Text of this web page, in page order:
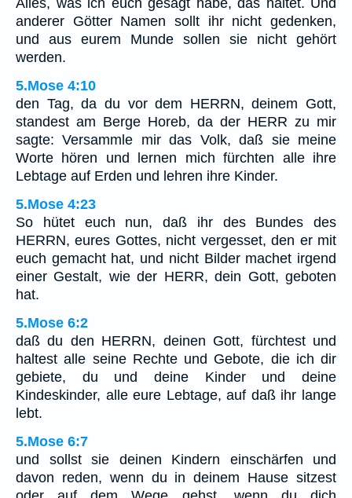
Alles, was ich euch gesagt habe, das haltet. Und
anderer Götter Namen sollt ihr nicht gedenken,
und aus eurem Munde sollen sie nicht gehört
werden.
5.Mose 4:10
den Tag, da du vor dem HERRN, deinem Gott,
standest am Berge Horeb, da der HERR zu mir
sagte: Versammle mir das Volk, daß sie meine
Worte hören und lernen mich fürchten alle ihre
Lebtage auf Erden und lehren ihre Kinder.
5.Mose 4:23
So hütet euch nun, daß ihr des Bundes des
HERRN, eures Gottes, nicht vergesset, den er mit
euch gemacht hat, und nicht Bilder machet irgend
einer Gestalt, wie der HERR, dein Gott, geboten
hat.
5.Mose 6:2
daß du den HERRN, deinen Gott, fürchtest und
haltest alle seine Rechte und Gebote, die ich dir
gebiete, du und deine Kinder und deine
Kindeskinder, alle eure Lebtage, auf daß ihr lange
lebt.
5.Mose 6:7
und sollst sie deinen Kindern einschärfen und
davon reden, wenn du in deinem Hause sitzest